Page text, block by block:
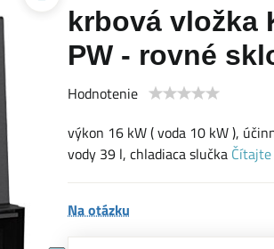
krbová vložka
PW - rovné
Hodnotenie
výkon 16 kW ( voda 10 kW ),
vody 39 l, chladiaca slučka
Na otázku